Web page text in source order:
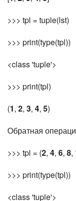
>>> tpl = tuple(lst)
>>> print(type(tpl))
<class 'tuple'>
>>> print(tpl)
(1, 2, 3, 4, 5)
Обратная
>>> tpl = (2, 4, 6, 8,
>>> print(type(tpl))
<class 'tuple'>